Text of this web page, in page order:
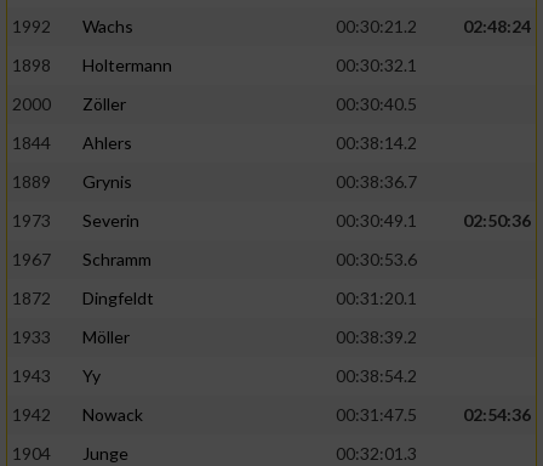
1992
Wachs 00:30:21.2
02:48:24
1898
Holtermann
00:30:32.1
2000
Zöller
00:30:40.5
1844
Ahlers
00:38:14.2
1889
Grynis
00:38:36.7
1973
Severin 00:30:49.1
02:50:36
1967
Schramm
00:30:53.6
1872
Dingfeldt
00:31:20.1
1933
Möller
00:38:39.2
1943
Yy
00:38:54.2
1942
Nowack 00:31:47.5
02:54:36
1904
Junge
00:32:01.3